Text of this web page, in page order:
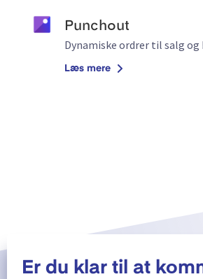
Punchout
Dynamiske ordrer til salg og
Læs mere
Er du klar til at